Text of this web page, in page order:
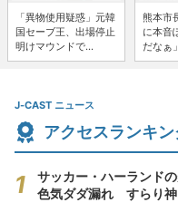
「異物使用疑惑」元韓
国セーブ王、出場停止
明けマウンドで...
熊本市
に本音
だなぁ
J-CAST ニュース
アクセスランキン
サッカー・ハーランド
色気ダダ漏れ すらり神